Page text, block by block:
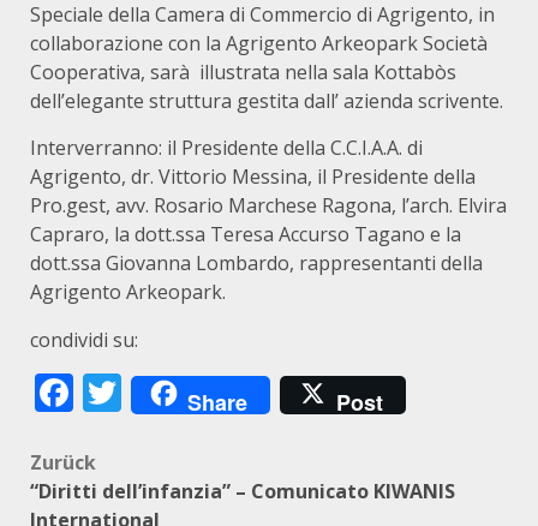
Speciale della Camera di Commercio di Agrigento, in
collaborazione con la Agrigento Arkeopark Società
Cooperativa, sarà illustrata nella sala Kottabòs
dell’elegante struttura gestita dall’ azienda scrivente.
Interverranno: il Presidente della C.C.I.A.A. di
Agrigento, dr. Vittorio Messina, il Presidente della
Pro.gest, avv. Rosario Marchese Ragona, l’arch. Elvira
Capraro, la dott.ssa Teresa Accurso Tagano e la
dott.ssa Giovanna Lombardo, rappresentanti della
Agrigento Arkeopark.
condividi su:
Facebook
Twitter
Share Post
Beitragsnavigation
Zurück
“Diritti dell’infanzia” – Comunicato KIWANIS
International